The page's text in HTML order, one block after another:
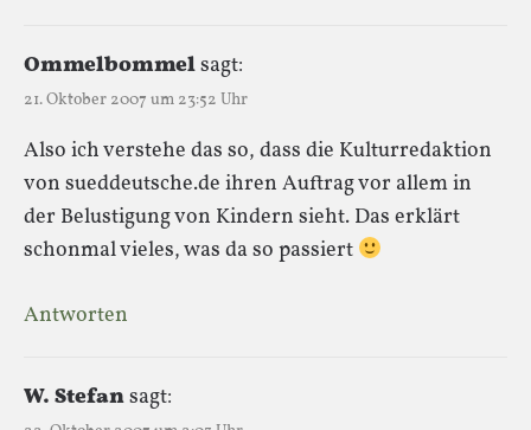
Ommelbommelsagt:
21. Oktober 2007 um 23:52 Uhr
Also ich verstehe das so, dass die Kulturredaktion
von sueddeutsche.de ihren Auftrag vor allem in
der Belustigung von Kindern sieht. Das erklärt
schonmal vieles, was da so passiert
Antworten
W. Stefansagt: